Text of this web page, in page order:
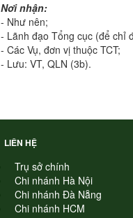
Nơi nhận:
- Như nên;
- Lãnh đạo Tổng cục (để chỉ
- Các Vụ, đơn vị thuộc TCT;
- Lưu: VT, QLN (3b).
LIÊN HỆ
Trụ sở chính
Chi nhánh Hà Nội
Chi nhánh Đà Nẵng
Chi nhánh HCM